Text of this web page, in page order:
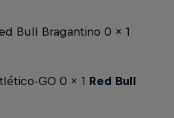
Bull Bragantino 0 x 1
GO 0 x 1 Red Bull